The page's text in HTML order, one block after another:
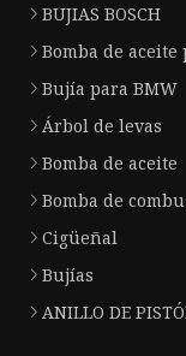
BUJIAS BOSCH
Bomba de aceite
Bujía para BMW
Árbol de levas
Bomba de aceite
Bomba de
Cigüeñal
Bujías
ANILLO DE